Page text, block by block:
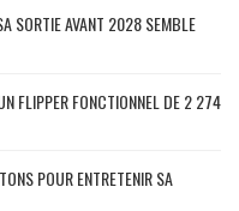
SORTIE AVANT 2028 SEMBLE
FLIPPER FONCTIONNEL DE 2 274
POUR ENTRETENIR SA